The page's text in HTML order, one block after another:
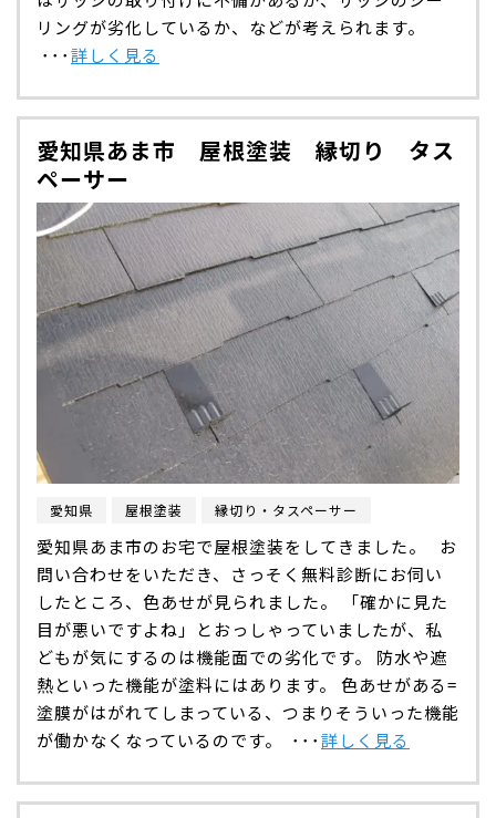
リングが劣化しているか、などが考えられます。
･･･詳しく見る
愛知県あま市 屋根塗装 縁切り タス
ペーサー
愛知県 屋根塗装 縁切り・タスペーサー
愛知県あま市のお宅で屋根塗装をしてきました。 お
問い合わせをいただき、さっそく無料診断にお伺い
したところ、色あせが見られました。 「確かに見た
目が悪いですよね」とおっしゃっていましたが、私
どもが気にするのは機能面での劣化です。 防水や遮
熱といった機能が塗料にはあります。 色あせがある=
塗膜がはがれてしまっている、つまりそういった機能
が働かなくなっているのです。 ･･･詳しく見る